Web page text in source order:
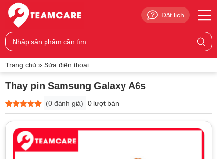
Đặt lịch
Trang chủ » Sửa điện thoại
Thay pin Samsung Galaxy A6s
5trên 5
dựa trên
0
đánh giá
(0 đánh giá) 0 lượt bán